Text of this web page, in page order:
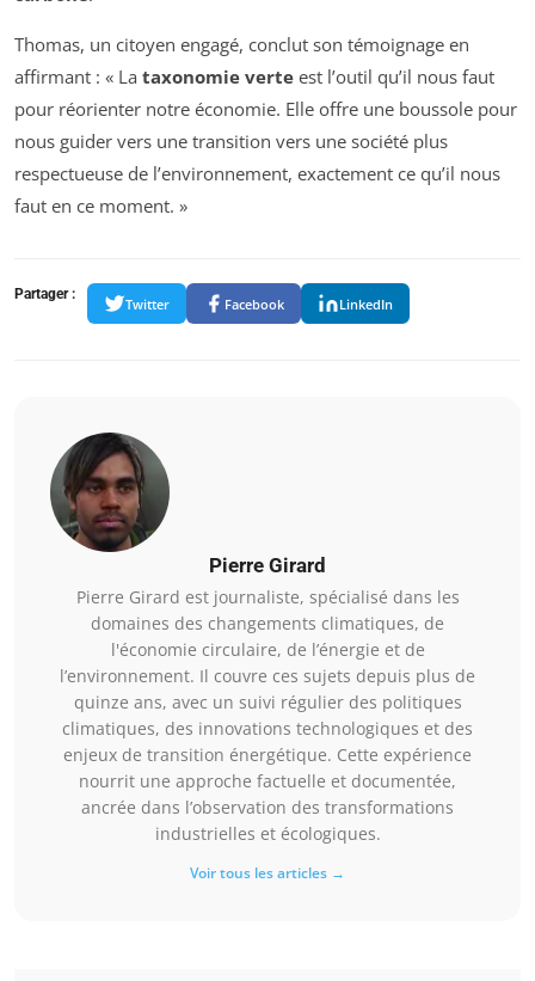
Thomas, un citoyen engagé, conclut son témoignage en
affirmant : « La taxonomie verte est l’outil qu’il nous faut
pour réorienter notre économie. Elle offre une boussole pour
nous guider vers une transition vers une société plus
respectueuse de l’environnement, exactement ce qu’il nous
faut en ce moment. »
Partager :
Twitter Facebook LinkedIn
Pierre Girard
Pierre Girard est journaliste, spécialisé dans les
domaines des changements climatiques, de
l'économie circulaire, de l’énergie et de
l’environnement. Il couvre ces sujets depuis plus de
quinze ans, avec un suivi régulier des politiques
climatiques, des innovations technologiques et des
enjeux de transition énergétique. Cette expérience
nourrit une approche factuelle et documentée,
ancrée dans l’observation des transformations
industrielles et écologiques.
Voir tous les articles →